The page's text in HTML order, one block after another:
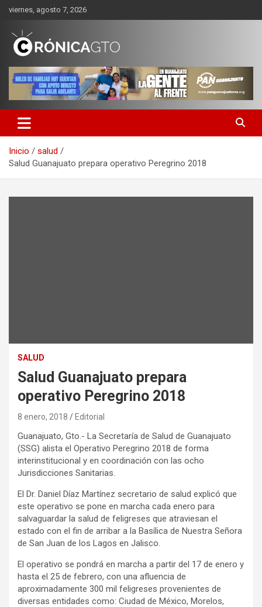
Saltar
contenido
viernes, agosto 7, 2026
CRONICA GUANAJUATO
Inicio
salud
Salud Guanajuato prepara operativo Peregrino 2018
SALUD
Salud Guanajuato prepara
operativo Peregrino 2018
8 enero, 2018 Editorial
Guanajuato, Gto.- La Secretaría de Salud de Guanajuato
(SSG) alista el Operativo Peregrino 2018 de forma
interinstitucional y en coordinación con las ocho
Jurisdicciones Sanitarias.
El Dr. Daniel Díaz Martínez secretario de salud explicó que
este operativo se pone en marcha cada enero para
salvaguardar la salud de feligreses que atraviesan el
estado con el fin de arribar a la Basílica de Nuestra Señora
de San Juan de los Lagos en Jalisco.
El operativo se pondrá en marcha a partir del 17 de enero y
hasta el 25 de febrero, con una afluencia de
aproximadamente 300 mil feligreses provenientes de
diversas entidades como: Ciudad de México, Morelos,